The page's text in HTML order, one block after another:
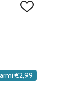
AGGIUNGI
€2,99